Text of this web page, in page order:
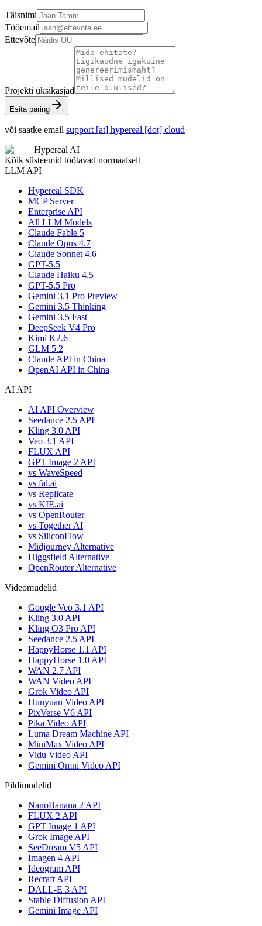
Täisnimi
Tööemail
Ettevõte
Projekti üksikasjad
Esita päring
või saatke email support [at] hypereal [dot] cloud
Hypereal AI
Kõik süsteemid töötavad normaalselt
LLM API
Hypereal SDK
MCP Server
Enterprise API
All LLM Models
Claude Fable 5
Claude Opus 4.7
Claude Sonnet 4.6
GPT-5.5
Claude Haiku 4.5
GPT-5.5 Pro
Gemini 3.1 Pro Preview
Gemini 3.5 Thinking
Gemini 3.5 Fast
DeepSeek V4 Pro
Kimi K2.6
GLM 5.2
Claude API in China
OpenAI API in China
AI API
AI API Overview
Seedance 2.5 API
Kling 3.0 API
Veo 3.1 API
FLUX API
GPT Image 2 API
vs WaveSpeed
vs fal.ai
vs Replicate
vs KIE.ai
vs OpenRouter
vs Together AI
vs SiliconFlow
Midjourney Alternative
Higgsfield Alternative
OpenRouter Alternative
Videomudelid
Google Veo 3.1 API
Kling 3.0 API
Kling O3 Pro API
Seedance 2.5 API
HappyHorse 1.1 API
HappyHorse 1.0 API
WAN 2.7 API
WAN Video API
Grok Video API
Hunyuan Video API
PixVerse V6 API
Pika Video API
Luma Dream Machine API
MiniMax Video API
Vidu Video API
Gemini Omni Video API
Pildimudelid
NanoBanana 2 API
FLUX 2 API
GPT Image 1 API
Grok Image API
SeeDream V5 API
Imagen 4 API
Ideogram API
Recraft API
DALL-E 3 API
Stable Diffusion API
Gemini Image API